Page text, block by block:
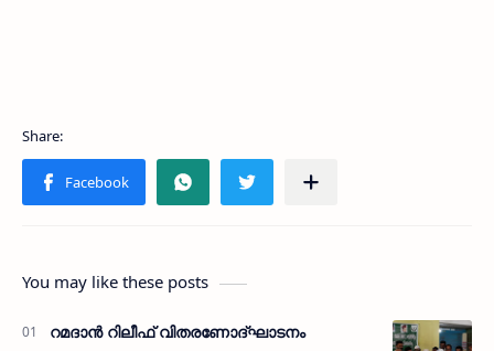
You may like these posts
റമദാന്‍ റിലീഫ് വിതരണോദ്ഘാടനം